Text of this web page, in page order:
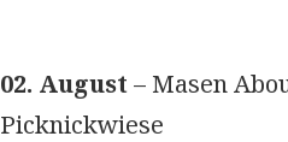
02. August– Masen
Picknickwiese